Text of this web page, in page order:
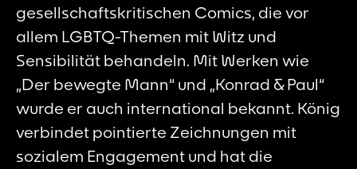
gesellschaftskritischen Comics, die vor
allem LGBTQ-Themen mit Witz und
Sensibilität behandeln. Mit Werken wie
„Der bewegte Mann“ und „Konrad & Paul“
wurde er auch international bekannt. König
verbindet pointierte Zeichnungen mit
sozialem Engagement und hat die